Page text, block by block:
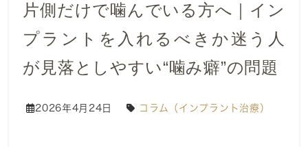
片側だけで噛んでいる方へ｜イン
プラントを入れるべきか迷う人
が見落としやすい“噛み癖”の問題
2026年4月24日 コラム（インプラント治療）